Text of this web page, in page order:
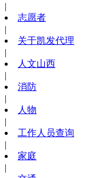
|
志愿者
|
关于凯发代理
|
人文山西
|
消防
|
人物
|
工作人员查询
|
家庭
|